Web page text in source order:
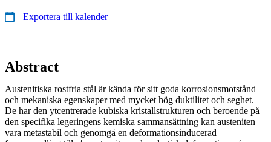
Exportera till kalender
Abstract
Austenitiska rostfria stål är kända för sitt goda korrosionsmotstånd
och mekaniska egenskaper med mycket hög duktilitet och seghet.
De har den ytcentrerade kubiska kristallstrukturen och beroende på
den specifika legeringens kemiska sammansättning kan austeniten
vara metastabil och genomgå en deformationsinducerad